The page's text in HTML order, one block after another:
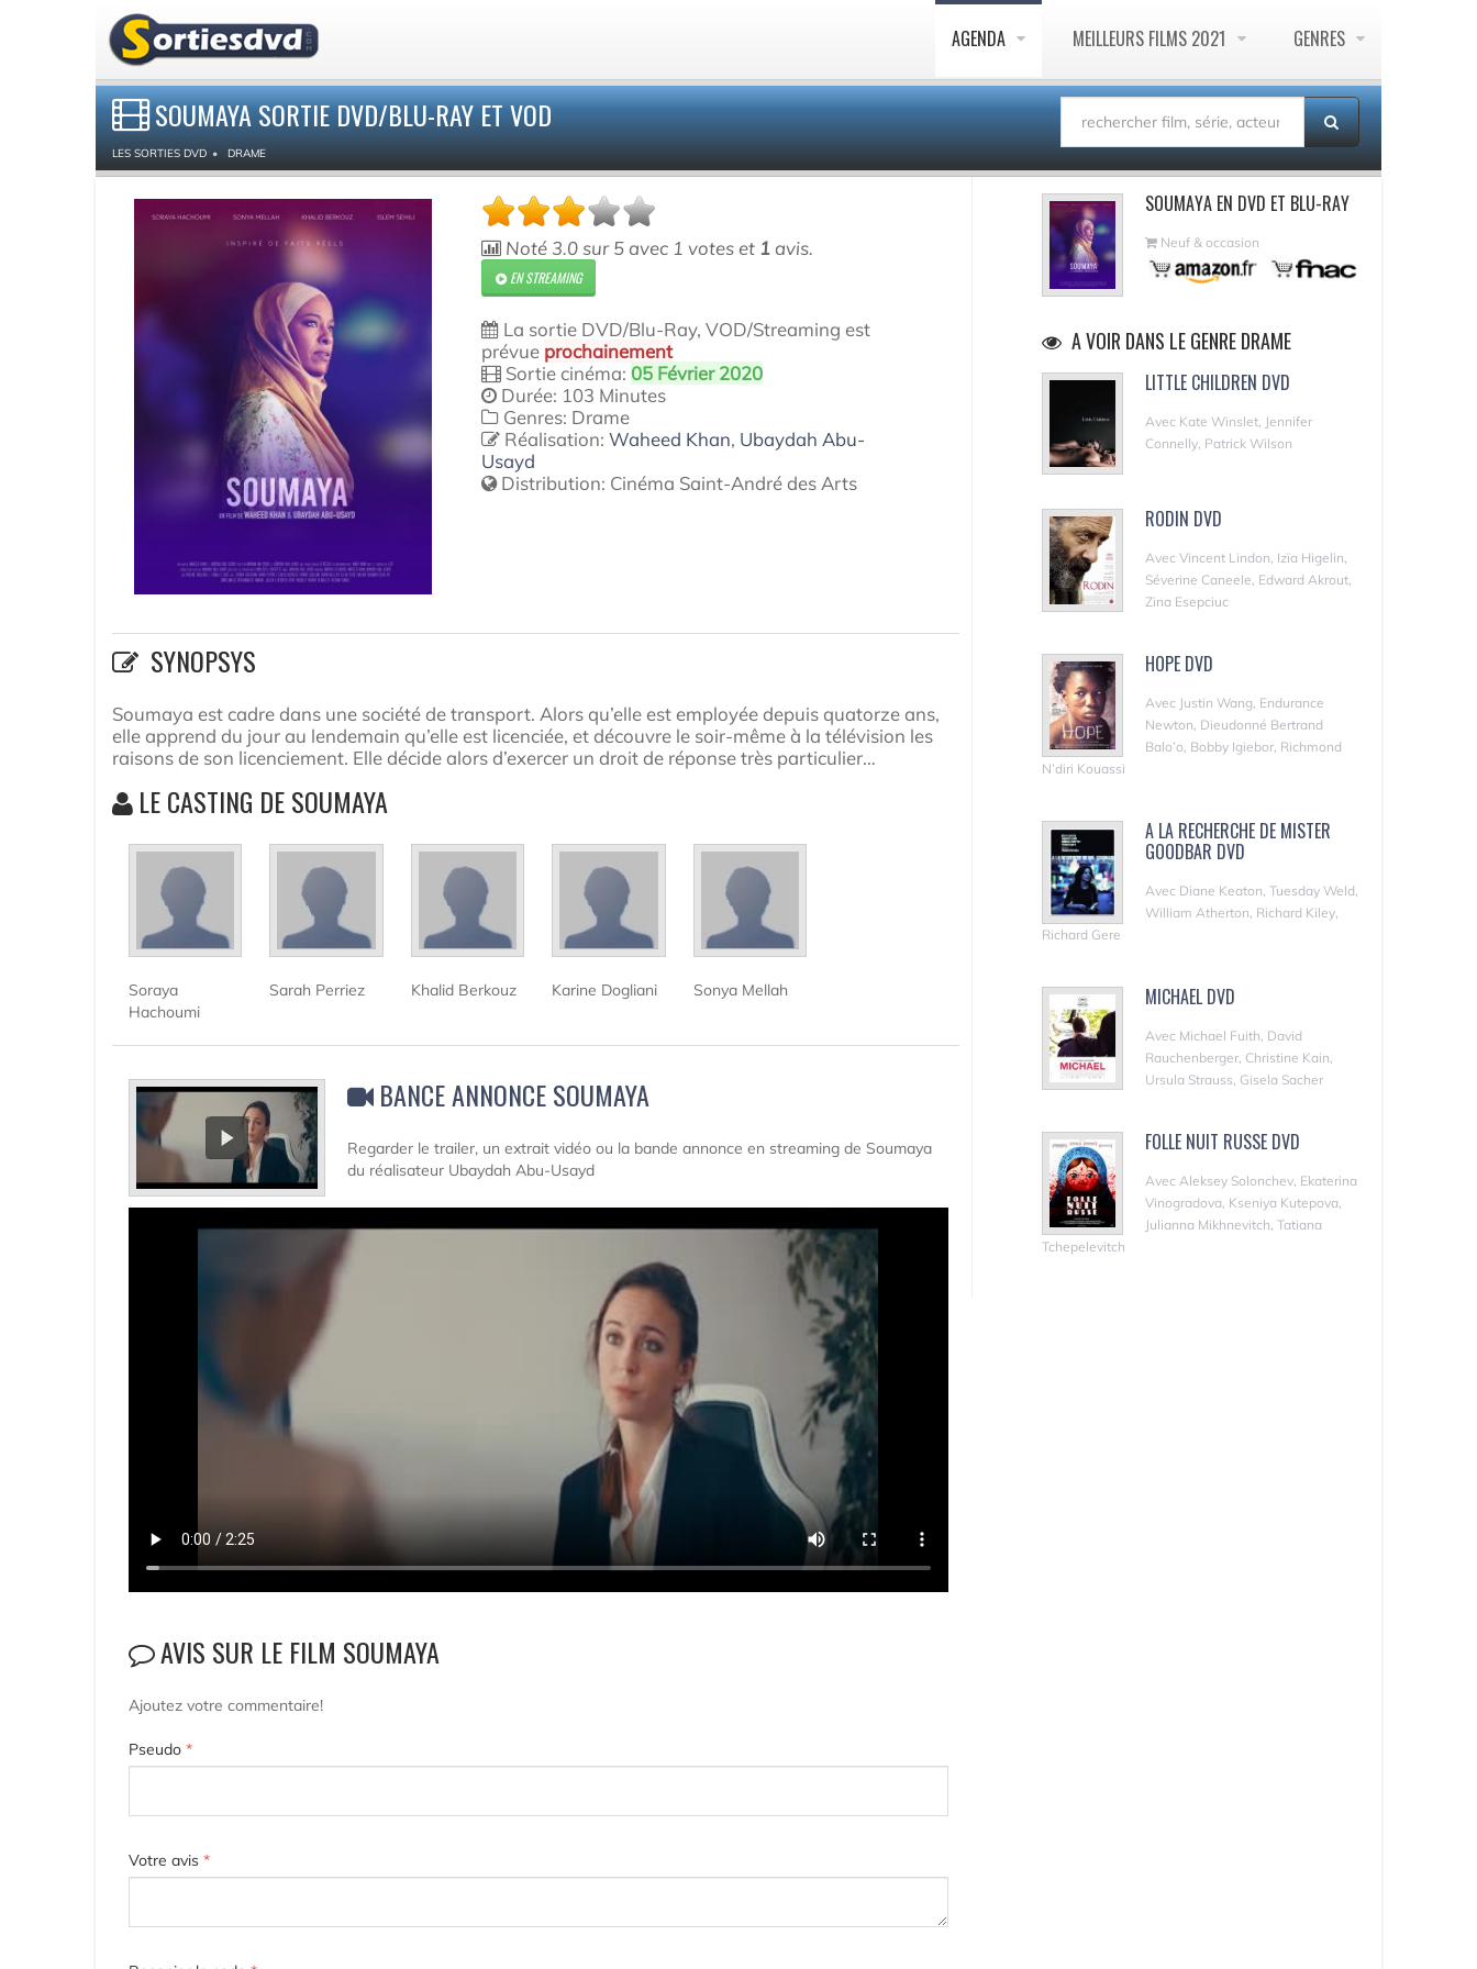
AGENDA MEILLEURS FILMS 2021 GENRES
SOUMAYA SORTIE DVD/BLU-RAY ET VOD
LES SORTIES DVD DRAME
Noté 3.0sur5 avec 1 votes et 1 avis.
EN STREAMING
La sortie DVD/Blu-Ray, VOD/Streaming est
prévue prochainement
Sortie cinéma: 05 Février 2020
Durée: 103 Minutes
Genres: Drame
Réalisation:Waheed Khan, Ubaydah Abu-
Usayd
Distribution: Cinéma Saint-André des Arts
SYNOPSYS
Soumaya est cadre dans une société de transport. Alors qu’elle est employée depuis quatorze ans,
elle apprend du jour au lendemain qu’elle est licenciée, et découvre le soir-même à la télévision les
raisons de son licenciement. Elle décide alors d’exercer un droit de réponse très particulier…
LE CASTING DE SOUMAYA
Soraya
Hachoumi
Sarah Perriez Khalid Berkouz Karine Dogliani Sonya Mellah
BANCE ANNONCE SOUMAYA
Regarder le trailer, un extrait vidéo ou la bande annonce en streaming de Soumaya
du réalisateur Ubaydah Abu-Usayd
AVIS SUR LE FILM SOUMAYA
Ajoutez votre commentaire!
Pseudo *
Votre avis *
SOUMAYA EN DVD ET BLU-RAY
Neuf & occasion
A VOIR DANS LE GENRE DRAME
LITTLE CHILDREN DVD
Avec Kate Winslet, Jennifer
Connelly, Patrick Wilson
RODIN DVD
Avec Vincent Lindon, Izïa Higelin,
Séverine Caneele, Edward Akrout,
Zina Esepciuc
HOPE DVD
Avec Justin Wang, Endurance
Newton, Dieudonné Bertrand
Balo’o, Bobby Igiebor, Richmond
N’diri Kouassi
A LA RECHERCHE DE MISTER
GOODBAR DVD
Avec Diane Keaton, Tuesday Weld,
William Atherton, Richard Kiley,
Richard Gere
MICHAEL DVD
Avec Michael Fuith, David
Rauchenberger, Christine Kain,
Ursula Strauss, Gisela Sacher
FOLLE NUIT RUSSE DVD
Avec Aleksey Solonchev, Ekaterina
Vinogradova, Kseniya Kutepova,
Julianna Mikhnevitch, Tatiana
Tchepelevitch